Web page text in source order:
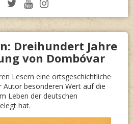
Dreihundert Jahre
von Dombóvar
Lesern eine ortsgeschichtliche
Autor besonderen Wert auf die
Leben der deutschen
hat.